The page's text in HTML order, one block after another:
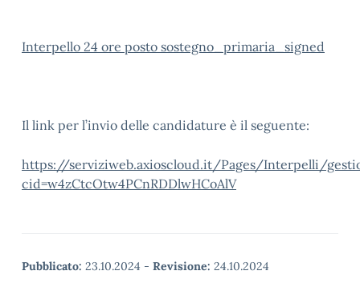
Interpello 24 ore posto sostegno_primaria_signed
Il link per l’invio delle candidature è il seguente:
https://serviziweb.axioscloud.it/Pages/Interpelli/
cid=w4zCtcOtw4PCnRDDlwHCoAlV
Pubblicato: 23.10.2024 - Revisione: 24.10.2024